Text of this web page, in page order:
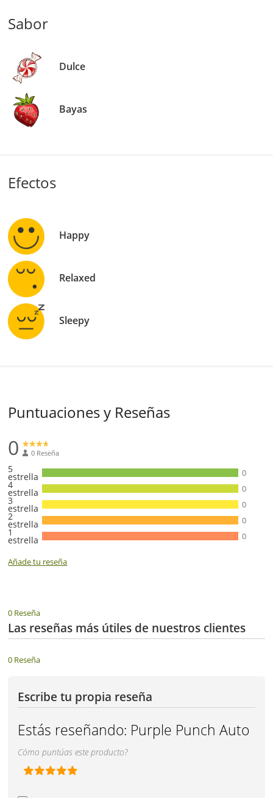
Sabor
Dulce
Bayas
Efectos
Happy
Relaxed
Sleepy
Puntuaciones y Reseñas
0 0 Reseña
5
estrella 0
4
estrella 0
3
estrella 0
2
estrella 0
1
estrella 0
Añade tu reseña
0 Reseña
Las reseñas más útiles de nuestros clientes
0 Reseña
Escribe tu propia reseña
Estás reseñando: Purple Punch Auto
Cómo puntúas este producto?